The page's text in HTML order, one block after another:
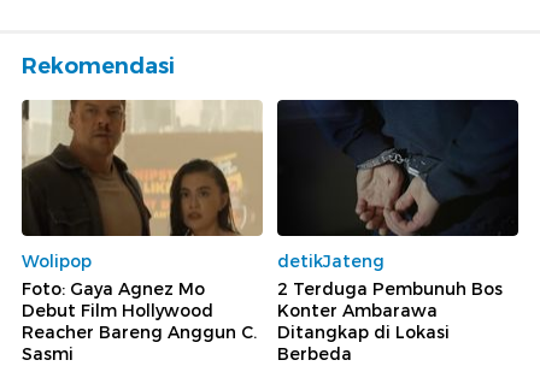
Rekomendasi
Wolipop
Foto: Gaya Agnez Mo
Debut Film Hollywood
Reacher Bareng Anggun C.
Sasmi
detikJateng
2 Terduga Pembunuh Bos
Konter Ambarawa
Ditangkap di Lokasi
Berbeda